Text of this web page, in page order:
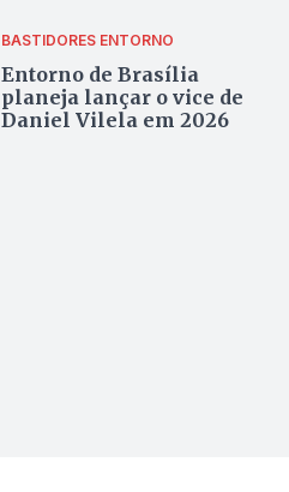
BASTIDORES ENTORNO
Entorno de Brasília
planeja lançar o vice de
Daniel Vilela em 2026